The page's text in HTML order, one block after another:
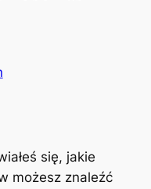
się, jakie
możesz znaleźć